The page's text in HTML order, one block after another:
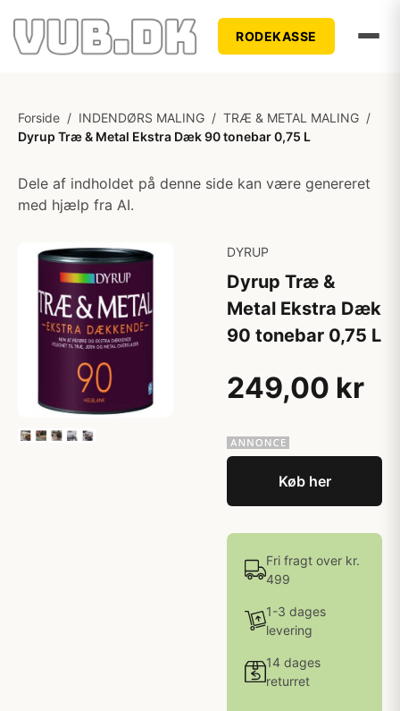
RODEKASSE
Forside / INDENDØRS MALING / TRÆ & METAL MALING /
Dyrup Træ & Metal Ekstra Dæk 90 tonebar 0,75 L
Dele af indholdet på denne side kan være genereret
med hjælp fra AI.
DYRUP
Dyrup Træ &
Metal Ekstra Dæk
90 tonebar 0,75 L
249,00 kr
Køb her
Fri fragt over kr.
499
1-3 dages
levering
14 dages
returret